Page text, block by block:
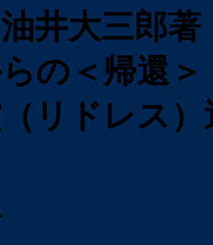
井大三郎
の＜帰還
リドレス